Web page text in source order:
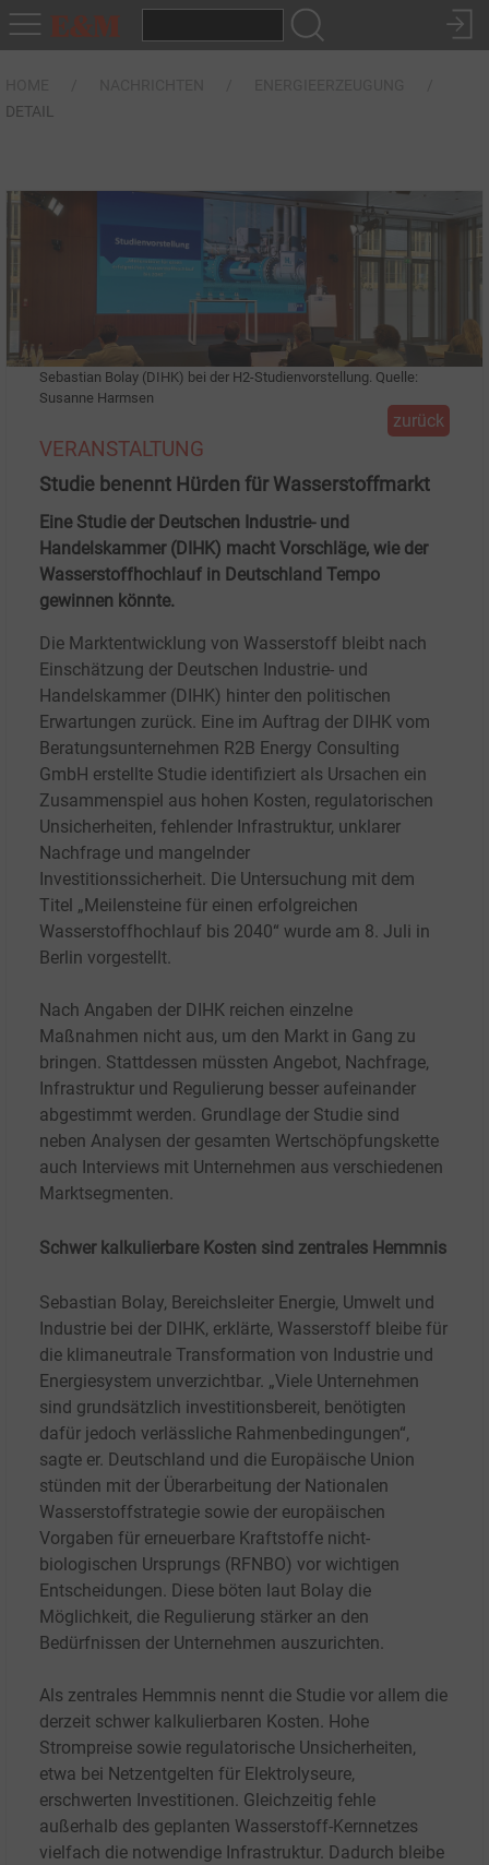
DETAIL
Sebastian Bolay (DIHK) bei der H2-Studienvorstellung. Quelle:
Susanne Harmsen
zurück
VERANSTALTUNG
Studie benennt Hürden für Wasserstoffmarkt
Eine Studie der Deutschen Industrie- und
Handelskammer (DIHK) macht Vorschläge, wie der
Wasserstoffhochlauf in Deutschland Tempo
gewinnen könnte.
Die Marktentwicklung von Wasserstoff bleibt nach
Einschätzung der Deutschen Industrie- und
Handelskammer (DIHK) hinter den politischen
Erwartungen zurück. Eine im Auftrag der DIHK vom
Beratungsunternehmen R2B Energy Consulting
GmbH erstellte Studie identifiziert als Ursachen ein
Zusammenspiel aus hohen Kosten, regulatorischen
Unsicherheiten, fehlender Infrastruktur, unklarer
Nachfrage und mangelnder
Investitionssicherheit. Die Untersuchung mit dem
Titel „Meilensteine für einen erfolgreichen
Wasserstoffhochlauf bis 2040“ wurde am 8. Juli in
Berlin vorgestellt.
Nach Angaben der DIHK reichen einzelne
Maßnahmen nicht aus, um den Markt in Gang zu
bringen. Stattdessen müssten Angebot, Nachfrage,
Infrastruktur und Regulierung besser aufeinander
abgestimmt werden. Grundlage der Studie sind
neben Analysen der gesamten Wertschöpfungskette
auch Interviews mit Unternehmen aus verschiedenen
Marktsegmenten.
Schwer kalkulierbare Kosten sind zentrales Hemmnis
Sebastian Bolay, Bereichsleiter Energie, Umwelt und
Industrie bei der DIHK, erklärte, Wasserstoff bleibe für
die klimaneutrale Transformation von Industrie und
Energiesystem unverzichtbar. „Viele Unternehmen
sind grundsätzlich investitionsbereit, benötigten
dafür jedoch verlässliche Rahmenbedingungen“,
sagte er. Deutschland und die Europäische Union
stünden mit der Überarbeitung der Nationalen
Wasserstoffstrategie sowie der europäischen
Vorgaben für erneuerbare Kraftstoffe nicht-
biologischen Ursprungs (RFNBO) vor wichtigen
Entscheidungen. Diese böten laut Bolay die
Möglichkeit, die Regulierung stärker an den
Bedürfnissen der Unternehmen auszurichten.
Als zentrales Hemmnis nennt die Studie vor allem die
derzeit schwer kalkulierbaren Kosten. Hohe
Strompreise sowie regulatorische Unsicherheiten,
etwa bei Netzentgelten für Elektrolyseure,
erschwerten Investitionen. Gleichzeitig fehle
außerhalb des geplanten Wasserstoff-Kernnetzes
vielfach die notwendige Infrastruktur. Dadurch bleibe